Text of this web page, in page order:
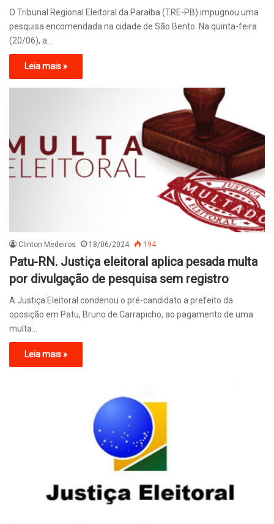
O Tribunal Regional Eleitoral da Paraíba (TRE-PB) impugnou uma
pesquisa encomendada na cidade de São Bento. Na quinta-feira
(20/06), a…
Leia mais »
Clinton Medeiros 18/06/2024 194
Patu-RN. Justiça eleitoral aplica pesada multa
por divulgação de pesquisa sem registro
A Justiça Eleitoral condenou o pré-candidato a prefeito da
oposição em Patu, Bruno de Carrapicho, ao pagamento de uma
multa…
Leia mais »